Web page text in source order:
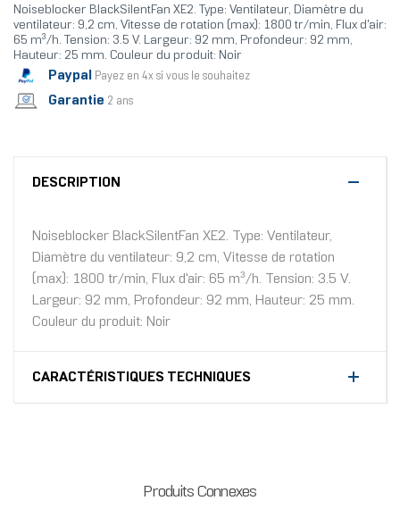
Noiseblocker BlackSilentFan XE2. Type: Ventilateur, Diamètre du
ventilateur: 9,2 cm, Vitesse de rotation (max): 1800 tr/min, Flux d'air:
65 m³/h. Tension: 3.5 V. Largeur: 92 mm, Profondeur: 92 mm,
Hauteur: 25 mm. Couleur du produit: Noir
Paypal Payez en 4x si vous le souhaitez
Garantie 2 ans
DESCRIPTION
Noiseblocker BlackSilentFan XE2. Type: Ventilateur,
Diamètre du ventilateur: 9,2 cm, Vitesse de rotation
(max): 1800 tr/min, Flux d'air: 65 m³/h. Tension: 3.5 V.
Largeur: 92 mm, Profondeur: 92 mm, Hauteur: 25 mm.
Couleur du produit: Noir
CARACTÉRISTIQUES TECHNIQUES
Produits Connexes